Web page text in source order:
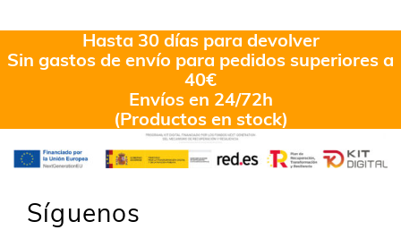
Hasta 30 días para devolver
Sin gastos de envío para pedidos superiores a
40€
Envíos en 24/72h
(Productos en stock)
Síguenos